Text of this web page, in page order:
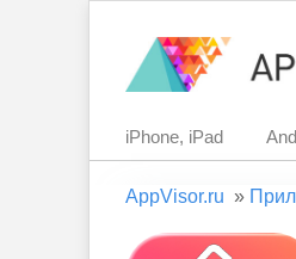
iPhone, iPad
AppVisor.ru »